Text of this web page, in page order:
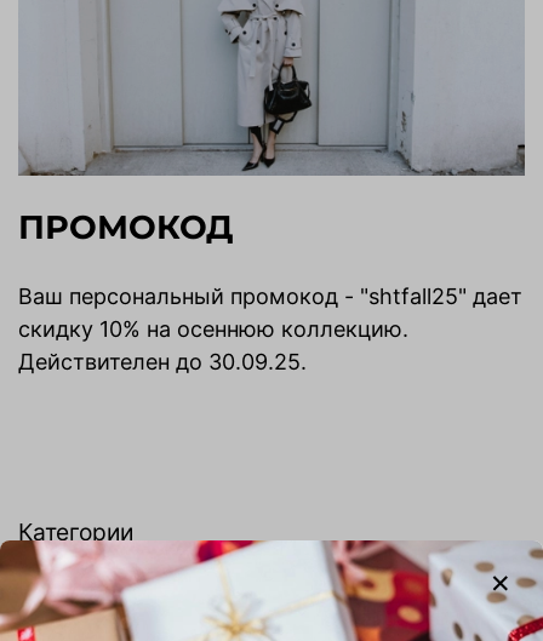
ПРОМОКОД
Ваш персональный промокод - "shtfall25" дает
скидку 10% на осеннюю коллекцию.
Действителен до 30.09.25.
Категории
Bridal collection 26